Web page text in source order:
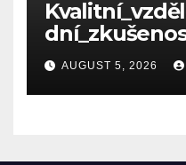
AUGUST 5, 2026